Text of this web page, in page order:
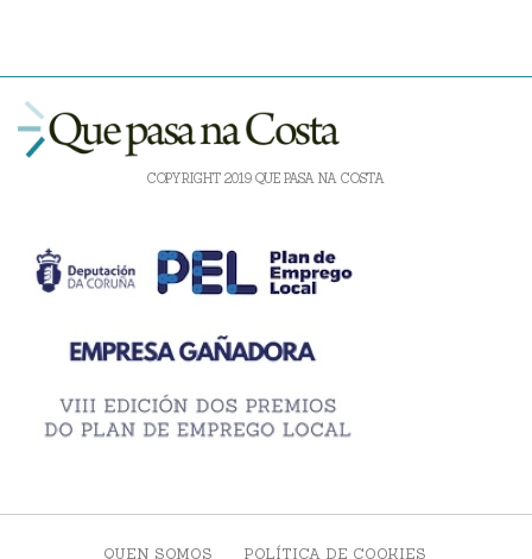
COPYRIGHT 2019 QUE PASA NA COSTA
QUEN SOMOS POLÍTICA DE COOKIES